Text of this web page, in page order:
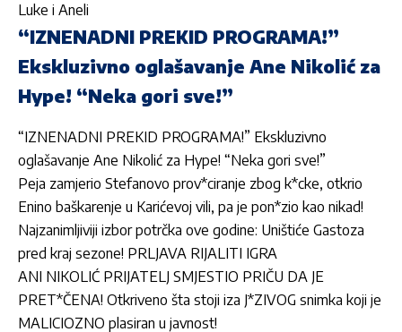
Luke i Aneli
“IZNENADNI PREKID PROGRAMA!”
Ekskluzivno oglašavanje Ane Nikolić za
Hype! “Neka gori sve!”
“IZNENADNI PREKID PROGRAMA!” Ekskluzivno
oglašavanje Ane Nikolić za Hype! “Neka gori sve!”
Peja zamjerio Stefanovo prov*ciranje zbog k*cke, otkrio
Enino baškarenje u Karićevoj vili, pa je pon*zio kao nikad!
Najzanimljiviji izbor potrčka ove godine: Uništiće Gastoza
pred kraj sezone! PRLJAVA RIJALITI IGRA
ANI NIKOLIĆ PRIJATELJ SMJESTIO PRIČU DA JE
PRET*ČENA! Otkriveno šta stoji iza J*ZIVOG snimka koji je
MALICIOZNO plasiran u javnost!